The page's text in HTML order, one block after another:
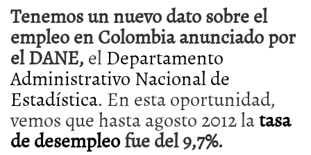
Tenemos un nuevo dato sobre el
empleo en Colombia anunciado por
el DANE,elDepartamento
Administrativo Nacional de
Estadística. En esta oportunidad,
vemos que hasta agosto 2012 latasa
de desempleofue del 9,7%.